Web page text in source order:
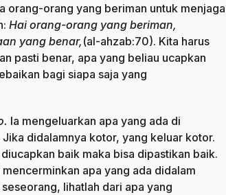
orang-orang yang beriman untuk menjaga
Hai orang-orang yang beriman,
yang benar, (al-ahzab:70). Kita harus
pasti benar, apa yang beliau ucapkan
bagi siapa saja yang
Ia mengeluarkan apa yang ada di
didalamnya kotor, yang keluar kotor.
baik maka bisa dipastikan baik.
apa yang ada didalam
lihatlah dari apa yang